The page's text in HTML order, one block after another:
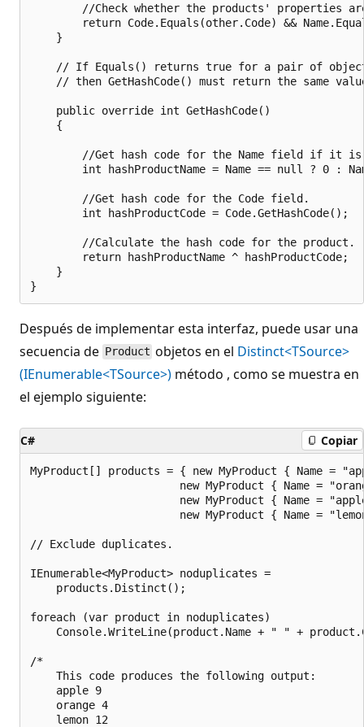
//Check whether the products' properties
return Code.Equals(other.Code) &&
    }
// If Equals() returns true for a pair of
// then GetHashCode() must return the same
    public override int GetHashCode()
    {
//Get hash code for the Name field if it
int hashProductName = Name == null ? 0 :
        //Get hash code for the Code field.
        int hashProductCode = Code.GetHashCode();
        //Calculate the hash code for the product.
        return hashProductName ^ hashProductCode;
    }
Después de implementar esta interfaz, puede usar una
secuencia de Product objetos en el Distinct<TSource>
(IEnumerable<TSource>) método , como se muestra en
el ejemplo siguiente:
C# Copiar
MyProduct[] products = { new MyProduct { Name =
new MyProduct { Name =
new MyProduct { Name =
new MyProduct { Name =
// Exclude duplicates.
IEnumerable<MyProduct> noduplicates =
    products.Distinct();
foreach (var product in noduplicates)
Console.WriteLine(product.Name + " " +
/*
    This code produces the following output:
    apple 9
    orange 4
    lemon 12